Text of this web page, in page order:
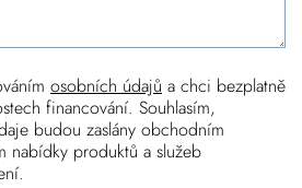
osobních údajů a chci bezplatně
financování. Souhlasím,
budou zaslány obchodním
nabídky produktů a služeb